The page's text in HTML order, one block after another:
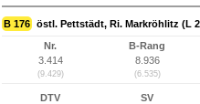
B 176 östl. Pettstädt, Ri. Markröhlitz (L
Nr.
3.414
(9.429)
B-Rang
8.936
(6.535)
DTV
SV